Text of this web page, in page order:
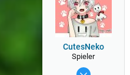
CutesNeko
Spieler
30 Jul 2015